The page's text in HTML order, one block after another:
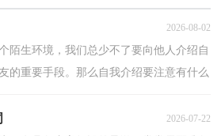
2026-08-02
陌生环境，我们总少不了要向他人介绍自
的重要手段。那么自我介绍要注意有什么
2026-07-22